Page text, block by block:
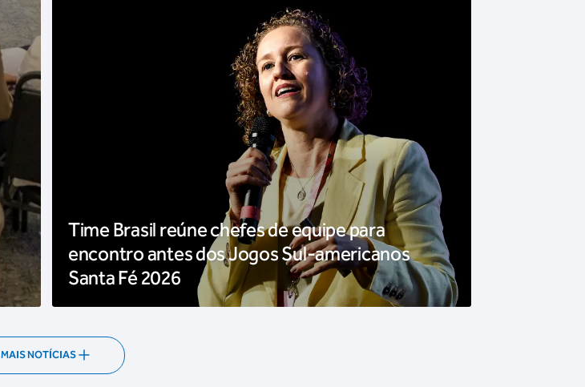
Time Brasil reúne chefes de equipe para
encontro antes dos Jogos Sul-americanos
Santa Fé 2026
MAIS NOTÍCIAS